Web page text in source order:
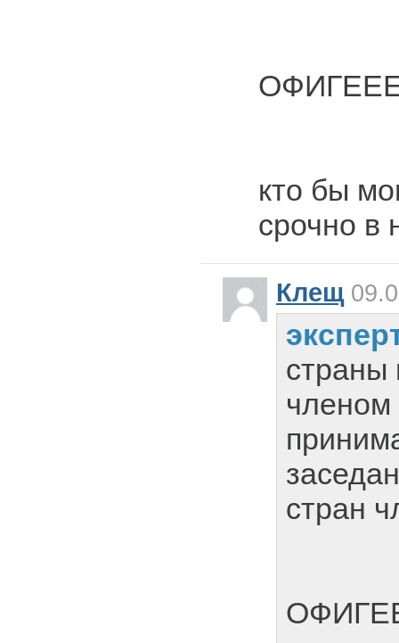
кто бы
срочно в
Клещ
стран